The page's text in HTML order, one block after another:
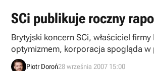
SCi publikuje roczny
Brytyjski koncern SCi, właściciel
optymizmem, korporacja spogląda w
Piotr Doroń28 września 2007 15:00